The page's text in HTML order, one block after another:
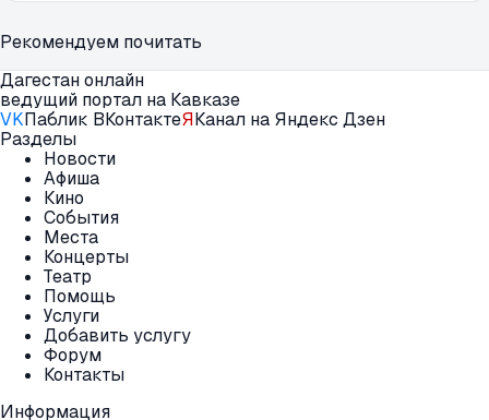
Рекомендуем почитать
Дагестан онлайн
ведущий портал на Кавказе
VKПаблик ВКонтактеЯКанал на Яндекс Дзен
Разделы
Новости
Афиша
Кино
События
Места
Концерты
Театр
Помощь
Услуги
Добавить услугу
Форум
Контакты
Информация